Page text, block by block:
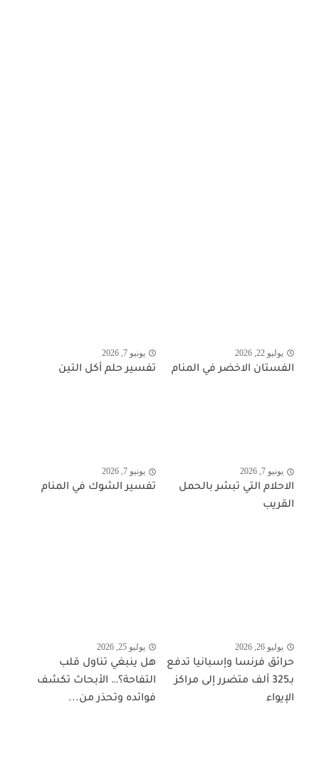
يوليو 22, 2026
الفستان الاخضر في المنام
يونيو 7, 2026
تفسير حلم أكل التين
يونيو 7, 2026
الاحلام التي تبشر بالحمل
القريب
يونيو 7, 2026
تفسير الشوك في المنام
يوليو 26, 2026
حرائق فرنسا وإسبانيا تدفع
بـ325 ألف متضرر إلى مراكز
الإيواء
يوليو 25, 2026
هل ينبغي تناول قلب
التفاحة؟… الأبحاث تكشف
فوائده وتحذر من...